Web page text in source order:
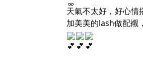
天氣不太好，好心情
加美美的lash做配襯